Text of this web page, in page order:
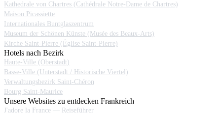
Kathedrale von Chartres (Cathédrale Notre-Dame de Chartres)
Maison Picassiette
Internationales Buntglaszentrum
Museum der Schönen Künste (Musée des Beaux-Arts)
Kirche Saint-Pierre (Église Saint-Pierre)
Hotels nach Bezirk
Haute-Ville (Oberstadt)
Basse-Ville (Unterstadt / Historische Viertel)
Verwaltungsbezirk Saint-Chéron
Bourg Saint-Maurice
Unsere Websites zu entdecken Frankreich
J'adore la France — Reiseführer